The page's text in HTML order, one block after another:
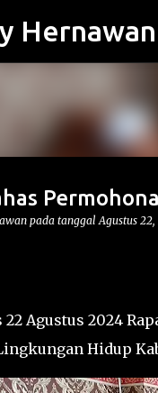
Hernawan
pada tanggalAgustus
Agustus 2024
Hidup